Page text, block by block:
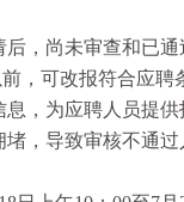
尚未审查和已通
，可改报符合应
，为应聘人员提
堵，导致审核不通